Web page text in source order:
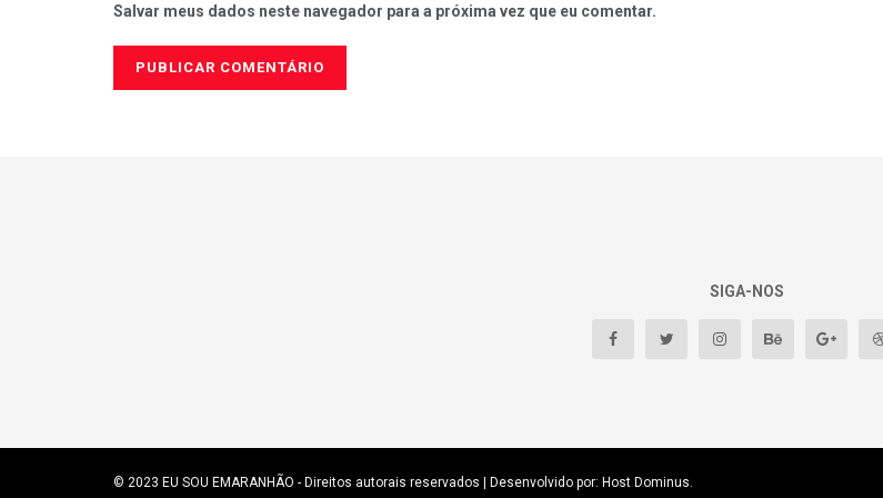
Salvar meus dados neste navegador para a próxima vez que eu comentar.
SIGA-NOS
© 2023 EU SOU EMARANHÃO - Direitos autorais reservados | Desenvolvido por: Host Dominus.